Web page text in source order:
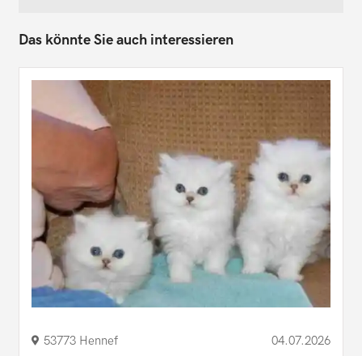
Das könnte Sie auch interessieren
53773 Hennef 04.07.2026